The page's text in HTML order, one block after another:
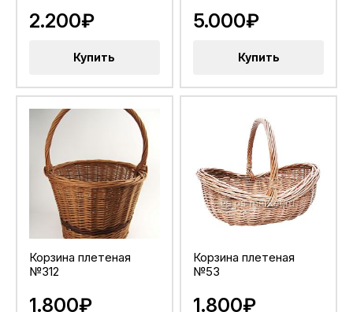
2.200₽
Купить
5.000₽
Купить
Корзина плетеная
№312
1.800₽
Корзина плетеная
№53
1.800₽